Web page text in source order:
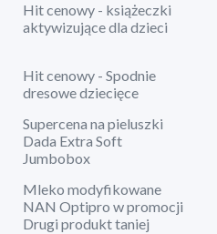
Hit cenowy - książeczki
aktywizujące dla dzieci
Hit cenowy - Spodnie
dresowe dziecięce
Supercena na pieluszki
Dada Extra Soft
Jumbobox
Mleko modyfikowane
NAN Optipro w promocji
Drugi produkt taniej